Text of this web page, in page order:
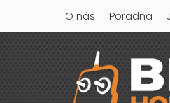
obsah
O nás Poradna